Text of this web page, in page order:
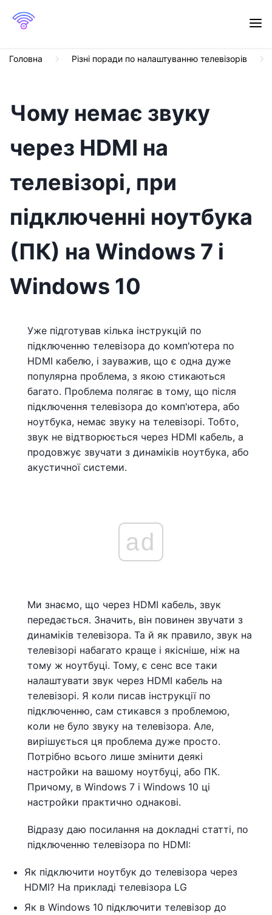
Головна Різні поради по налаштуванню телевізорів
Чому немає звуку
через HDMI на
телевізорі, при
підключенні ноутбука
(ПК) на Windows 7 і
Windows 10
Уже підготував кілька інструкцій по
підключенню телевізора до комп'ютера по
HDMI кабелю, і зауважив, що є одна дуже
популярна проблема, з якою стикаються
багато. Проблема полягає в тому, що після
підключення телевізора до комп'ютера, або
ноутбука, немає звуку на телевізорі. Тобто,
звук не відтворюється через HDMI кабель, а
продовжує звучати з динаміків ноутбука, або
акустичної системи.
ad
Ми знаємо, що через HDMI кабель, звук
передається. Значить, він повинен звучати з
динаміків телевізора. Та й як правило, звук на
телевізорі набагато краще і якісніше, ніж на
тому ж ноутбуці. Тому, є сенс все таки
налаштувати звук через HDMI кабель на
телевізорі. Я коли писав інструкції по
підключенню, сам стикався з проблемою,
коли не було звуку на телевізора. Але,
вирішується ця проблема дуже просто.
Потрібно всього лише змінити деякі
настройки на вашому ноутбуці, або ПК.
Причому, в Windows 7 і Windows 10 ці
настройки практично однакові.
Відразу даю посилання на докладні статті, по
підключенню телевізора по HDMI:
Як підключити ноутбук до телевізора через
HDMI? На прикладі телевізора LG
Як в Windows 10 підключити телевізор до